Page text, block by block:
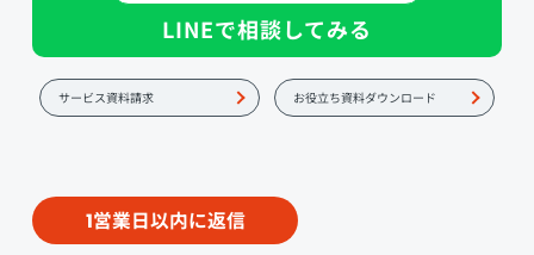
LINEで相談してみる
サービス資料請求 お役立ち資料ダウンロード
1営業日以内に返信